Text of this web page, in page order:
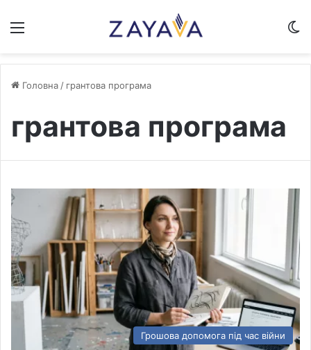
Головна / грантова програма
грантова програма
Грошова допомога під час війни